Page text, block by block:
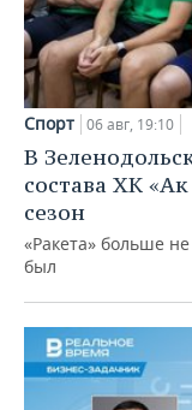
Спорт 06 авг, 19:10
В
состава ХК
сезон
«Ракета» больше
был